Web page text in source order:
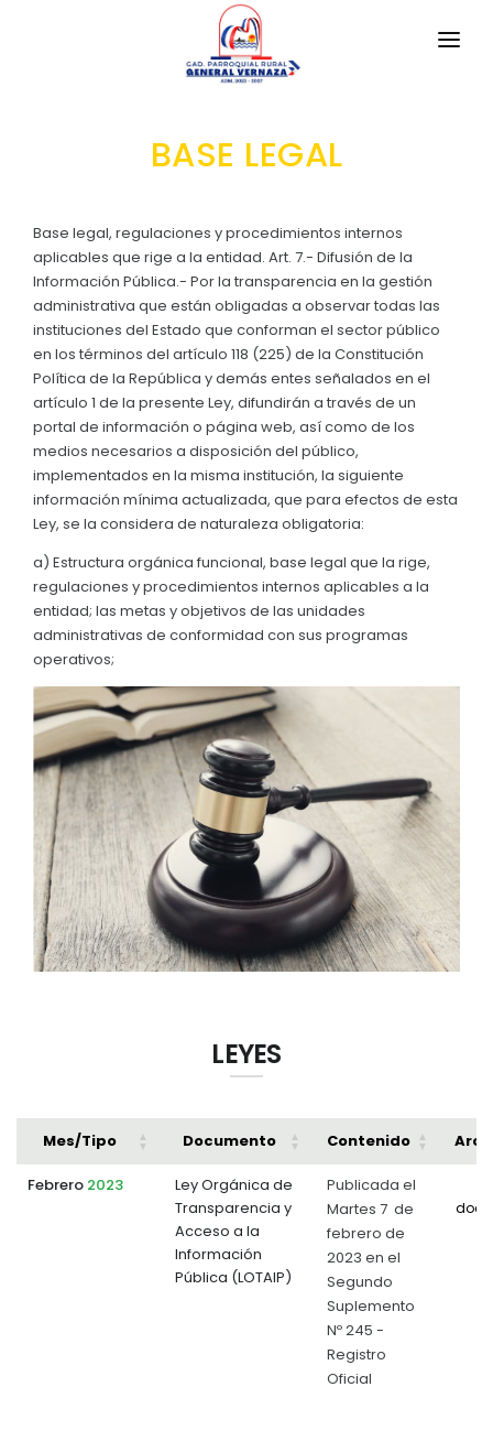
LA PARROQUIA
Reseña Antigua y Moderna
Geografia: Clima y Cosecha
Símbolos Cívicos: Bandera e Himno
GUÍA TURÍSTICA: GENERAL VERNAZA
Gastronomía (Sabores Tradicionales)
UBICACIÓN Y ACCESO
Cultura y Tradiciones
TRANSPARENCIA
GESTIÓN Y PRESUPUESTO
GESTIÓN INSTITUCIONAL
Sesiones Ordinarias
Sesiones Extraordinarias
Resoluciones
Convocatorias
GESTIÓN ADMINISTRATIVA
Plan de desarrollo y Ordenamiento Territorial -
Plan Anual Contratación - PAC
Plan Operativo Anual - POA
Convenios Institucionales
PRESUPUESTO: EJECUCIÓN Y REPORTES
Cédulas presupuestarias y balances
Procesos de contratación
Ejecución Presupuestaria
Obras y proyectos
MECANISMOS DE PARTICIPACIÓN
CIUDADANÍA ACTIVA
Solicitud de acceso información pública
TURISMO
BASE LEGAL
Base legal, regulaciones y procedimientos internos
aplicables que rige a la entidad. Art. 7.- Difusión de la
Información Pública.- Por la transparencia en la gestión
administrativa que están obligadas a observar todas las
instituciones del Estado que conforman el sector público
en los términos del artículo 118 (225) de la Constitución
Política de la República y demás entes señalados en el
artículo 1 de la presente Ley, difundirán a través de un
portal de información o página web, así como de los
medios necesarios a disposición del público,
implementados en la misma institución, la siguiente
información mínima actualizada, que para efectos de esta
Ley, se la considera de naturaleza obligatoria:
a) Estructura orgánica funcional, base legal que la rige,
regulaciones y procedimientos internos aplicables a la
entidad; las metas y objetivos de las unidades
administrativas de conformidad con sus programas
operativos;
LEYES
Mes/Tipo Documento Contenido
Febrero 2023
Ley Orgánica de
Transparencia y
Acceso a la
Información
Pública (LOTAIP)
Publicada el
Martes 7 de
febrero de
2023 en el
Segundo
Suplemento
Nº 245 -
Registro
Oficial